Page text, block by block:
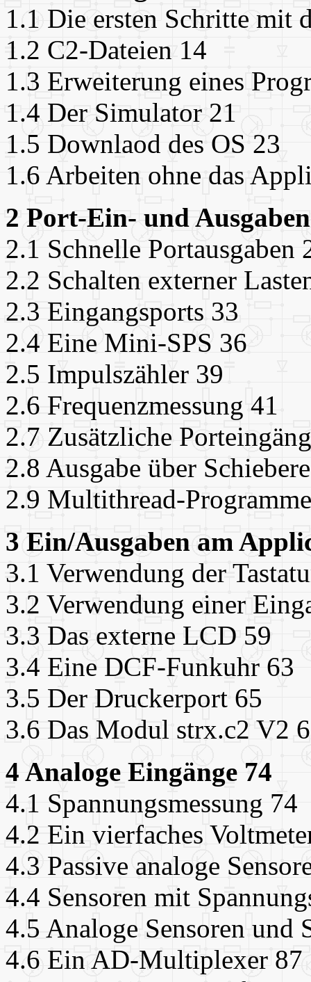
1.1 Die ersten Schritte mit
1.2 C2-Dateien 14
1.3 Erweiterung eines
1.4 Der Simulator 21
1.5 Downlaod des OS 23
1.6 Arbeiten ohne das
2 Port-Ein- und
2.1 Schnelle Portausgaben
2.2 Schalten externer
2.3 Eingangsports 33
2.4 Eine Mini-SPS 36
2.5 Impulszähler 39
2.6 Frequenzmessung 41
2.7 Zusätzliche
2.8 Ausgabe über
2.9 Multithread-
3 Ein/Ausgaben am
3.1 Verwendung der
3.2 Verwendung einer
3.3 Das externe LCD 59
3.4 Eine DCF-Funkuhr 63
3.5 Der Druckerport 65
3.6 Das Modul strx.c2 V2
4 Analoge Eingänge 74
4.1 Spannungsmessung 74
4.2 Ein vierfaches
4.3 Passive analoge
4.4 Sensoren mit
4.5 Analoge Sensoren und
4.6 Ein AD-Multiplexer 87